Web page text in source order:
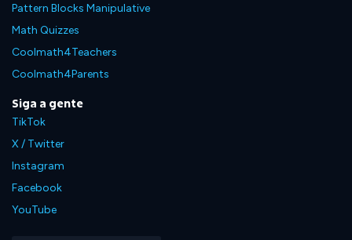
Pattern Blocks Manipulative
Math Quizzes
Coolmath4Teachers
Coolmath4Parents
Siga a gente
TikTok
X / Twitter
Instagram
Facebook
YouTube